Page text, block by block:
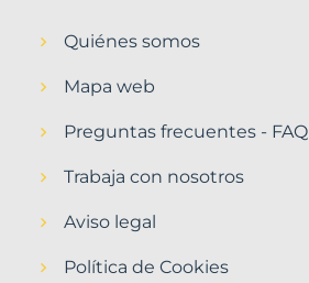
Quiénes somos
Mapa web
Preguntas frecuentes - FAQ
Trabaja con nosotros
Aviso legal
Política de Cookies